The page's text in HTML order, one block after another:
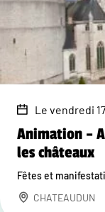
Le vendredi
Animation –
les châteaux
Fêtes et
CHATEAUDUN